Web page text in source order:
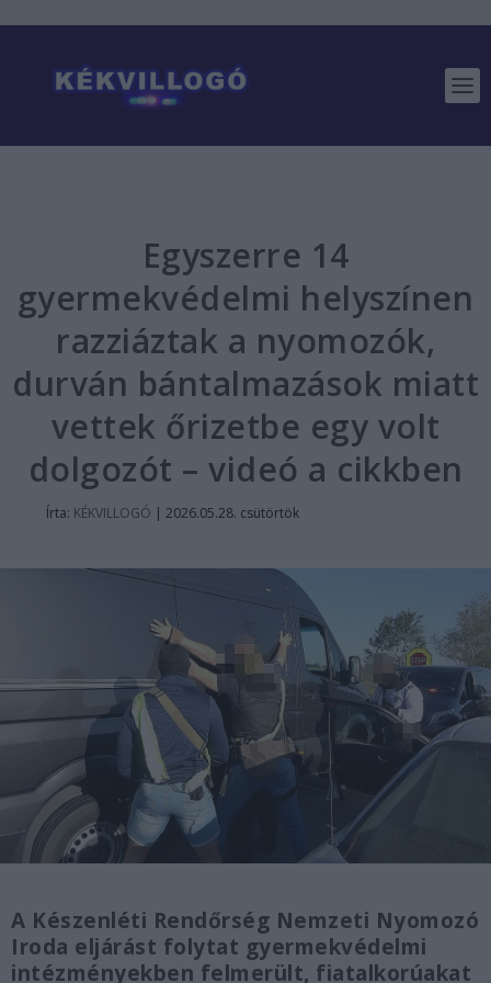
Egyszerre 14
gyermekvédelmi helyszínen
razziáztak a nyomozók,
durván bántalmazások miatt
vettek őrizetbe egy volt
dolgozót – videó a cikkben
Írta: KÉKVILLOGÓ | 2026.05.28. csütörtök
A Készenléti Rendőrség Nemzeti Nyomozó
Iroda eljárást folytat gyermekvédelmi
intézményekben felmerült, fiatalkorúakat